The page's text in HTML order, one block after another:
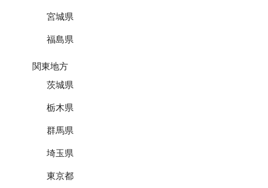
宮城県
福島県
関東地方
茨城県
栃木県
群馬県
埼玉県
東京都